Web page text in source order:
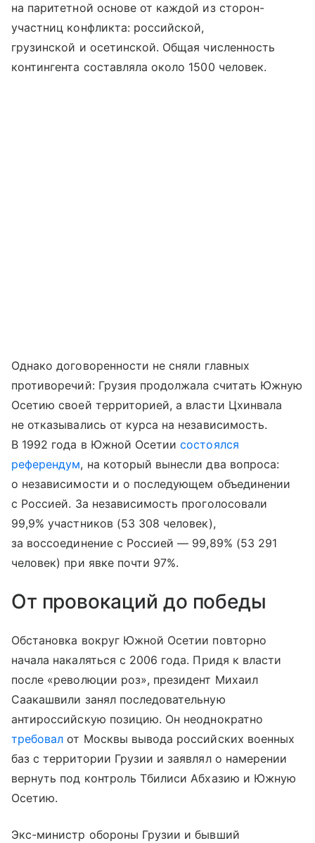
на паритетной основе от каждой из сторон-
участниц конфликта: российской,
грузинской и осетинской. Общая численность
контингента составляла около 1500 человек.
Однако договоренности не сняли главных
противоречий: Грузия продолжала считать Южную
Осетию своей территорией, а власти Цхинвала
не отказывались от курса на независимость.
В 1992 года в Южной Осетиисостоялся
референдум, на который вынесли два вопроса:
о независимости и о последующем объединении
с Россией. За независимость проголосовали
99,9% участников (53 308 человек),
за воссоединение с Россией — 99,89% (53 291
человек) при явке почти 97%.
От провокаций до победы
Обстановка вокруг Южной Осетии повторно
начала накаляться с 2006 года. Придя к власти
после «революции роз», президент Михаил
Саакашвили занял последовательную
антироссийскую позицию. Он неоднократно
требовал от Москвы вывода российских военных
баз с территории Грузии и заявлял о намерении
вернуть под контроль Тбилиси Абхазию и Южную
Осетию.
Экс-министр обороны Грузии и бывший